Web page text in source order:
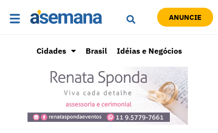
ANUNCIE
Cidades Brasil Idéias e Negócios